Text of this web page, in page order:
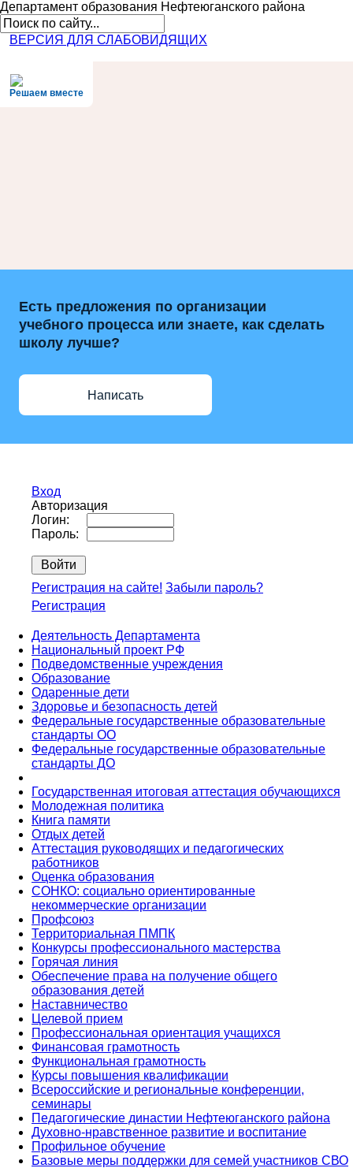
Департамент образования Нефтеюганского района
ВЕРСИЯ ДЛЯ СЛАБОВИДЯЩИХ
Решаем вместе
Есть предложения по организации
учебного процесса или знаете, как сделать
школу лучше?
Написать
Вход
Авторизация
Логин:
Пароль:
Регистрация на сайте! Забыли пароль?
Регистрация
Деятельность Департамента
Национальный проект РФ
Подведомственные учреждения
Образование
Одаренные дети
Здоровье и безопасность детей
Федеральные государственные образовательные
стандарты ОО
Федеральные государственные образовательные
стандарты ДО
Государственная итоговая аттестация обучающихся
Молодежная политика
Книга памяти
Отдых детей
Аттестация руководящих и педагогических
работников
Оценка образования
СОНКО: социально ориентированные
некоммерческие организации
Профсоюз
Территориальная ПМПК
Конкурсы профессионального мастерства
Горячая линия
Обеспечение права на получение общего
образования детей
Наставничество
Целевой прием
Профессиональная ориентация учащихся
Финансовая грамотность
Функциональная грамотность
Курсы повышения квалификации
Всероссийские и региональные конференции,
семинары
Педагогические династии Нефтеюганского района
Духовно-нравственное развитие и воспитание
Профильное обучение
Базовые меры поддержки для семей участников СВО